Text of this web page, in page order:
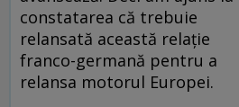
constatarea că trebuie
relansată această relaţie
franco-germană pentru a
relansa motorul Europei.